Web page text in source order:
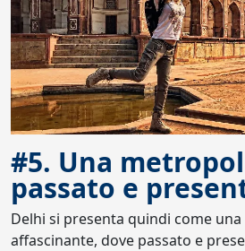
#5. Una
passato e
Delhi si presenta quindi come
affascinante, dove passato e